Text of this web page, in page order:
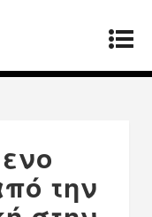
στην
την